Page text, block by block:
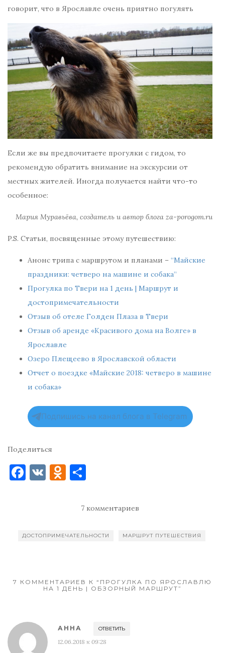
говорит, что в Ярославле очень приятно погулять
Если же вы предпочитаете прогулки с гидом, то
рекомендую обратить внимание на экскурсии от
местных жителей. Иногда получается найти что-то
особенное:
Мария Муравьёва, создатель и автор блога za-porogom.ru
P.S. Статьи, посвященные этому путешествию:
Анонс трипа с маршрутом и планами – “Майские
праздники: четверо на машине и собака”
Прогулка по Твери на 1 день | Маршрут и
достопримечательности
Отзыв об отеле Голден Плаза в Твери
Отзыв об аренде «Красивого дома на Волге» в
Ярославле
Озеро Плещеево в Ярославской области
Отчет о поездке «Майские 2018: четверо в машине
и собака»
Подпишись на канал блога в Telegram
Поделиться
F
b
k
V O
kl
ni
п
ав
ь
7 комментариев
ДОСТОПРИМЕЧАТЕЛЬНОСТИ МАРШРУТ ПУТЕШЕСТВИЯ
7 КОММЕНТАРИЕВ К “ПРОГУЛКА ПО ЯРОСЛАВЛЮ
НА 1 ДЕНЬ | ОБЗОРНЫЙ МАРШРУТ”
АННА ОТВЕТИТЬ
12.06.2018 к 09:28